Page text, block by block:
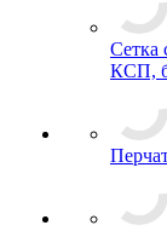
Сетка
КСП,